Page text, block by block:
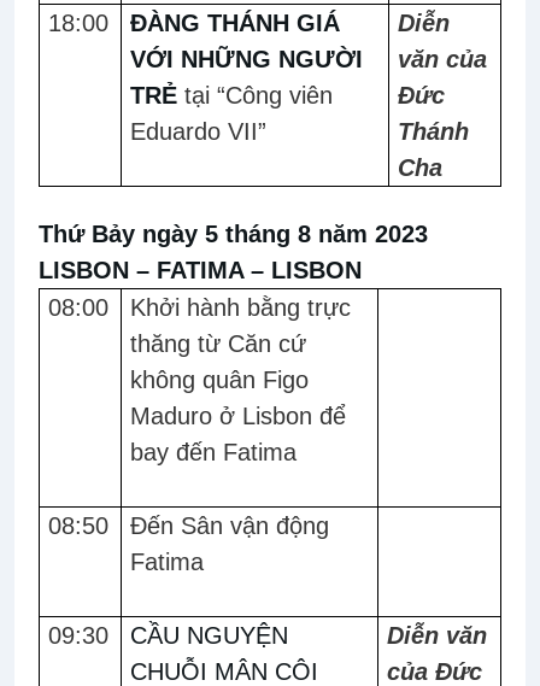
18:00
ĐÀNG THÁNH GIÁ
VỚI NHỮNG NGƯỜI
TRẺ tại “Công viên
Eduardo VII”
Diễn
văn của
Đức
Thánh
Cha
Thứ Bảy ngày 5 tháng 8 năm 2023
LISBON – FATIMA – LISBON
08:00
Khởi hành bằng trực
thăng từ Căn cứ
không quân Figo
Maduro ở Lisbon để
bay đến Fatima
08:50
Đến Sân vận động
Fatima
09:30
CẦU NGUYỆN
CHUỖI MÂN CÔI
Diễn văn
của Đức